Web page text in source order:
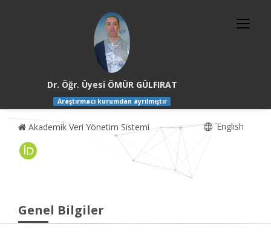
Dr. Öğr. Üyesi ÖMÜR GÜLFIRAT
Araştırmacı kurumdan ayrılmıştır
Akademik Veri Yönetim Sistemi English
Genel Bilgiler